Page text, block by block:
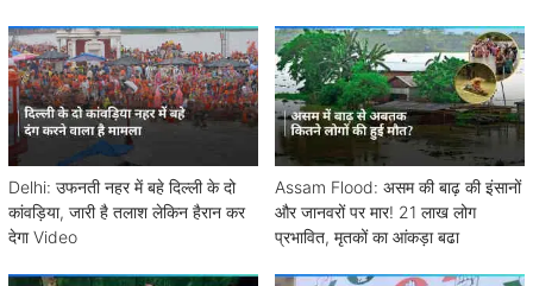
Delhi: उफनती नहर में बहे दिल्ली के दो
कांवड़िया, जारी है तलाश लेकिन हैरान कर
देगा Video
Assam Flood: असम की बाढ़ की इंसानों
और जानवरों पर मार! 21 लाख लोग
प्रभावित, मृतकों का आंकड़ा बढा